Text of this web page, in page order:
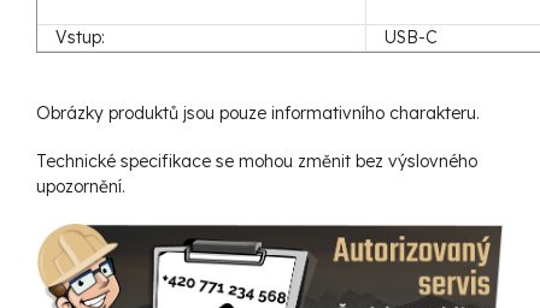
Vstup: USB-C
Obrázky produktů jsou pouze informativního charakteru.
Technické specifikace se mohou změnit bez výslovného
upozornění.